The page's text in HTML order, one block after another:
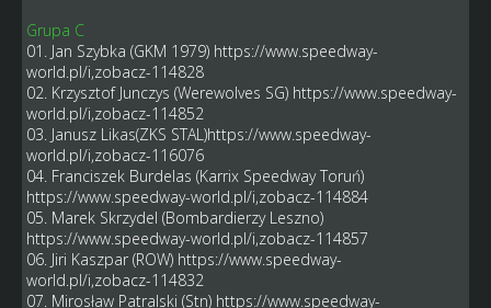
Grupa C
01. Jan Szybka (GKM 1979) https://www.speedway-
world.pl/i,zobacz-114828
02. Krzysztof Junczys (Werewolves SG) https://www.speedway-
world.pl/i,zobacz-114852
03. Janusz Likas(ZKS STAL)https://www.speedway-
world.pl/i,zobacz-116076
04. Franciszek Burdelas (Karrix Speedway Toruń)
https://www.speedway-world.pl/i,zobacz-114884
05. Marek Skrzydel (Bombardierzy Leszno)
https://www.speedway-world.pl/i,zobacz-114857
06. Jiri Kaszpar (ROW) https://www.speedway-
world.pl/i,zobacz-114832
07. Mirosław Patralski (Stn) https://www.speedway-